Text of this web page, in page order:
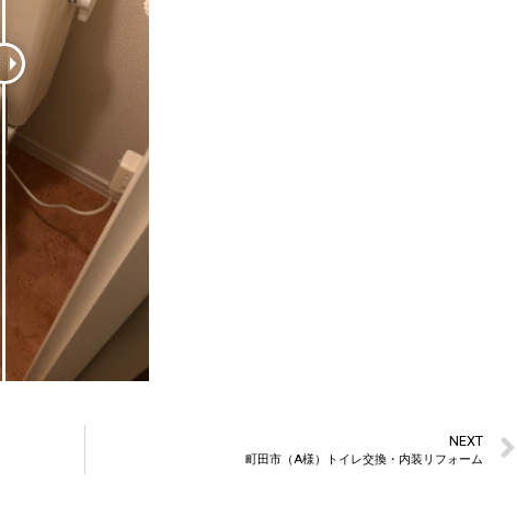
NEXT
町田市（A様）トイレ交換・内装リフォーム